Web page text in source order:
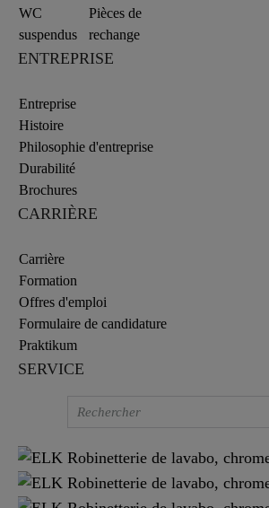
WC
suspendus
Pièces de
rechange
ENTREPRISE
Entreprise
Histoire
Philosophie d'entreprise
Durabilité
Brochures
CARRIÈRE
Carrière
Formation
Offres d'emploi
Formulaire de candidature
Praktikum
SERVICE